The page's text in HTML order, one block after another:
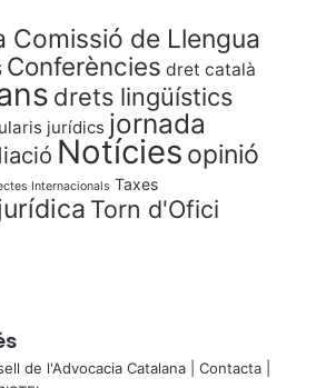
Comissió de Llengua
Conferències dret català
drets lingüístics
jurídics jornada
Notícies opinió
Internacionals Taxes
Torn d'Ofici
de l'Advocacia Catalana | Contacta